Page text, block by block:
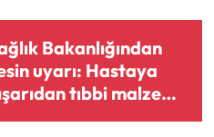
Bakanlığından
uyarı: Hastaya
tıbbi malzeme